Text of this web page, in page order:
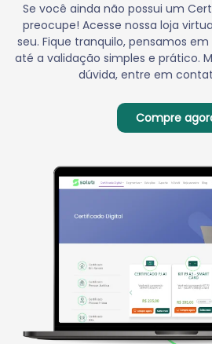
Se você ainda não possui um
preocupe! Acesse nossa loja
seu. Fique tranquilo, pensamos
até a validação simples e prático.
dúvida, entre em
Compre